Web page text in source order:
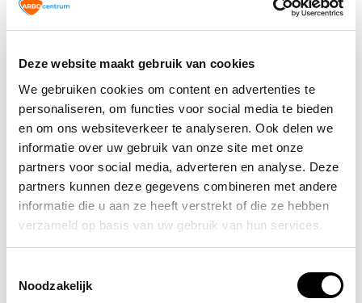
Deze website maakt gebruik van cookies
We gebruiken cookies om content en advertenties te
personaliseren, om functies voor social media te bieden
en om ons websiteverkeer te analyseren. Ook delen we
informatie over uw gebruik van onze site met onze
partners voor social media, adverteren en analyse. Deze
partners kunnen deze gegevens combineren met andere
informatie die u aan ze heeft verstrekt of die ze hebben
verzameld op basis van uw gebruik van hun services.
Noodzakelijk
geen schadelijke fluorverbindingen, waardoor ze
Veiligheid:Ze bieden dezelfde betrouwbare
en poederblussers.
Minder Schade:In tegenstelling tot
poederblussers veroorzaken fluorvrije brandblussers
minder nevenschade bij gebruik, wat betekent dat
je eigendommen beter beschermd blijven.
Gebruiksgemak:Ze zijn net zo eenvoudig in
gebruik en onderhoud als andere types
brandblussers.
Wanneer gebruik je een PFAS- /
fluorvrije brandblusser?